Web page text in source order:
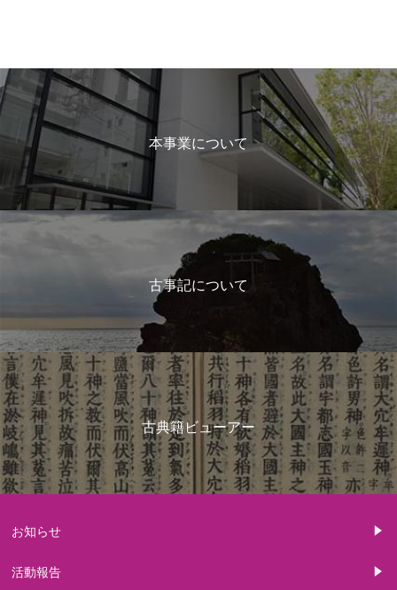
本事業について
古事記について
古典籍ビューアー
お知らせ
活動報告